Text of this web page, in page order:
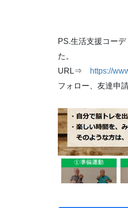
PS.生活支援コー
た。
URL⇒
https://
フォロー、友達申